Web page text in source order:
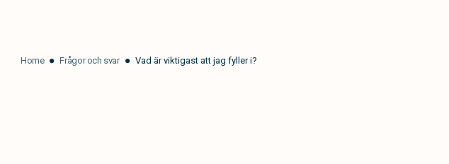
Home Frågor och svar Vad är viktigast att jag fyller i?